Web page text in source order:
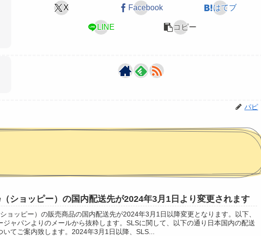
X Facebook はてブ
LINE コピー
パピ
ショッピー）の国内配送先が2024年3月1日より変更されます
ョッピー）の販売商品の国内配送先が2024年3月1日以降変更となります。以下、
ジャパンよりのメールから抜粋します。SLSに関して、以下の通り日本国内の配送
いてご案内致します。2024年3月1日以降、SLS...